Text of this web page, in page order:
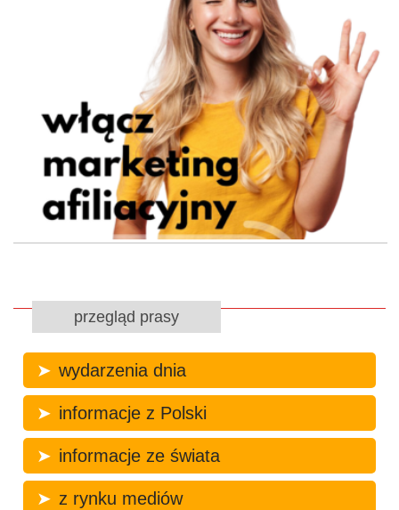
przegląd prasy
wydarzenia dnia
informacje z Polski
informacje ze świata
z rynku mediów